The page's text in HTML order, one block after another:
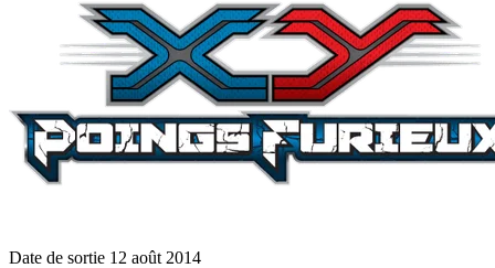
Date de sortie 12 août 2014